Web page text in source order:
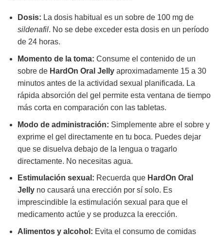
Dosis: La dosis habitual es un sobre de 100 mg de
sildenafil. No se debe exceder esta dosis en un período
de 24 horas.
Momento de la toma: Consume el contenido de un
sobre de HardOn Oral Jellyaproximadamente 15 a 30
minutos antes de la actividad sexual planificada. La
rápida absorción del gel permite esta ventana de tiempo
más corta en comparación con las tabletas.
Modo de administración: Simplemente abre el sobre y
exprime el gel directamente en tu boca. Puedes dejar
que se disuelva debajo de la lengua o tragarlo
directamente. No necesitas agua.
Estimulación sexual: Recuerda que HardOn Oral
Jellyno causará una erección por sí solo. Es
imprescindible la estimulación sexual para que el
medicamento actúe y se produzca la erección.
Alimentos y alcohol: Evita el consumo de comidas